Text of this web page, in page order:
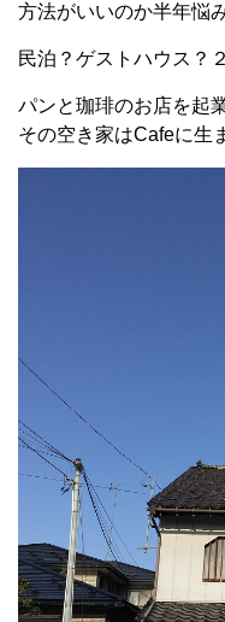
方法がいいのか半年悩
民泊？ゲストハウス？
パンと珈琲のお店を起
その空き家はCafeに生